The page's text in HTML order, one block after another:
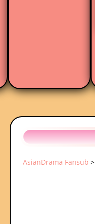
AsianDrama Fansub >